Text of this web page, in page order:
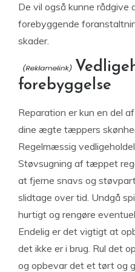
De vil også kunne rådgive
forebyggende
skader.
forebyggelse
Reparation er kun en del
dine ægte tæppers
Regelmæssig
Støvsugning af tæppet
at fjerne snavs og
slidtage over tid. Undgå
hurtigt og rengøre
Endelig er det vigtigt at
det ikke er i brug. Rul det
og opbevar det et tørt og